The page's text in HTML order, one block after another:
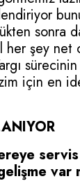
sonra
her şey net
için en
var